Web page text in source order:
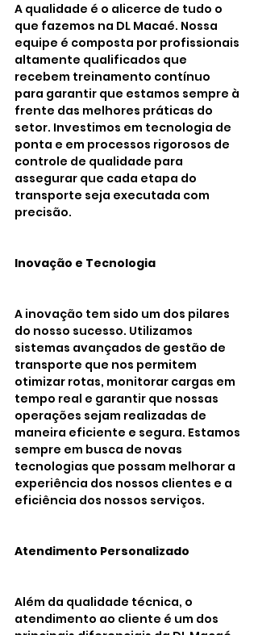
A qualidade é o alicerce de tudo o
que fazemos na DL Macaé. Nossa
equipe é composta por profissionais
altamente qualificados que
recebem treinamento contínuo
para garantir que estamos sempre à
frente das melhores práticas do
setor. Investimos em tecnologia de
ponta e em processos rigorosos de
controle de qualidade para
assegurar que cada etapa do
transporte seja executada com
precisão.
Inovação e Tecnologia
A inovação tem sido um dos pilares
do nosso sucesso. Utilizamos
sistemas avançados de gestão de
transporte que nos permitem
otimizar rotas, monitorar cargas em
tempo real e garantir que nossas
operações sejam realizadas de
maneira eficiente e segura. Estamos
sempre em busca de novas
tecnologias que possam melhorar a
experiência dos nossos clientes e a
eficiência dos nossos serviços.
Atendimento Personalizado
Além da qualidade técnica, o
atendimento ao cliente é um dos